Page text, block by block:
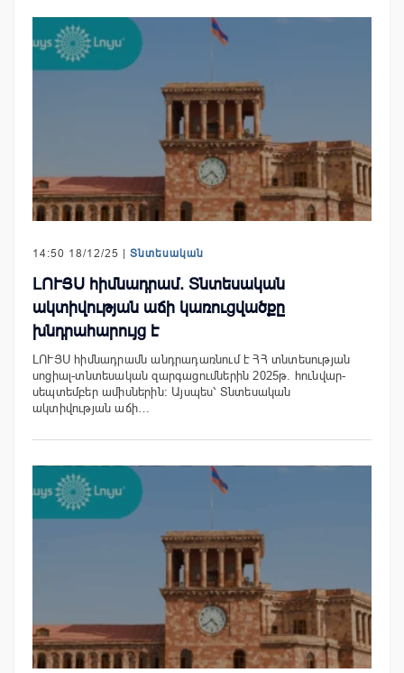
14:50 18/12/25 | Տնտեսական
ԼՈՒՅՍ հիմնադրամ. Տնտեսական
ակտիվության աճի կառուցվածքը
խնդրահարույց է
ԼՈՒՅՍ հիմնադրամն անդրադառնում է ՀՀ տնտեսության
սոցիալ-տնտեսական զարգացումներին 2025թ. հունվար-
սեպտեմբեր ամիսներին։ Այսպես՝ Տնտեսական
ակտիվության աճի…